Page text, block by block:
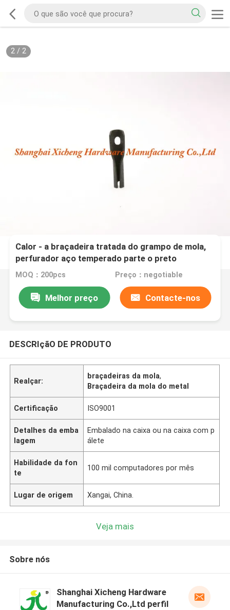
2/ 2
Calor - a braçadeira tratada do grampo de mola,
perfurador aço temperado parte o preto
fosfatado
MOQ：200pcs Preço：negotiable
Melhor preço Contacte-nos
DESCRIçãO DE PRODUTO
Realçar:
braçadeiras da mola,
Braçadeira da mola do metal
Certificação ISO9001
Detalhes da emba
lagem
Embalado na caixa ou na caixa com p
álete
Habilidade da fon
te
100 mil computadores por mês
Lugar de origem Xangai, China.
Veja mais
Sobre nós
Shanghai Xicheng Hardware
Manufacturing Co.,Ltd perfil